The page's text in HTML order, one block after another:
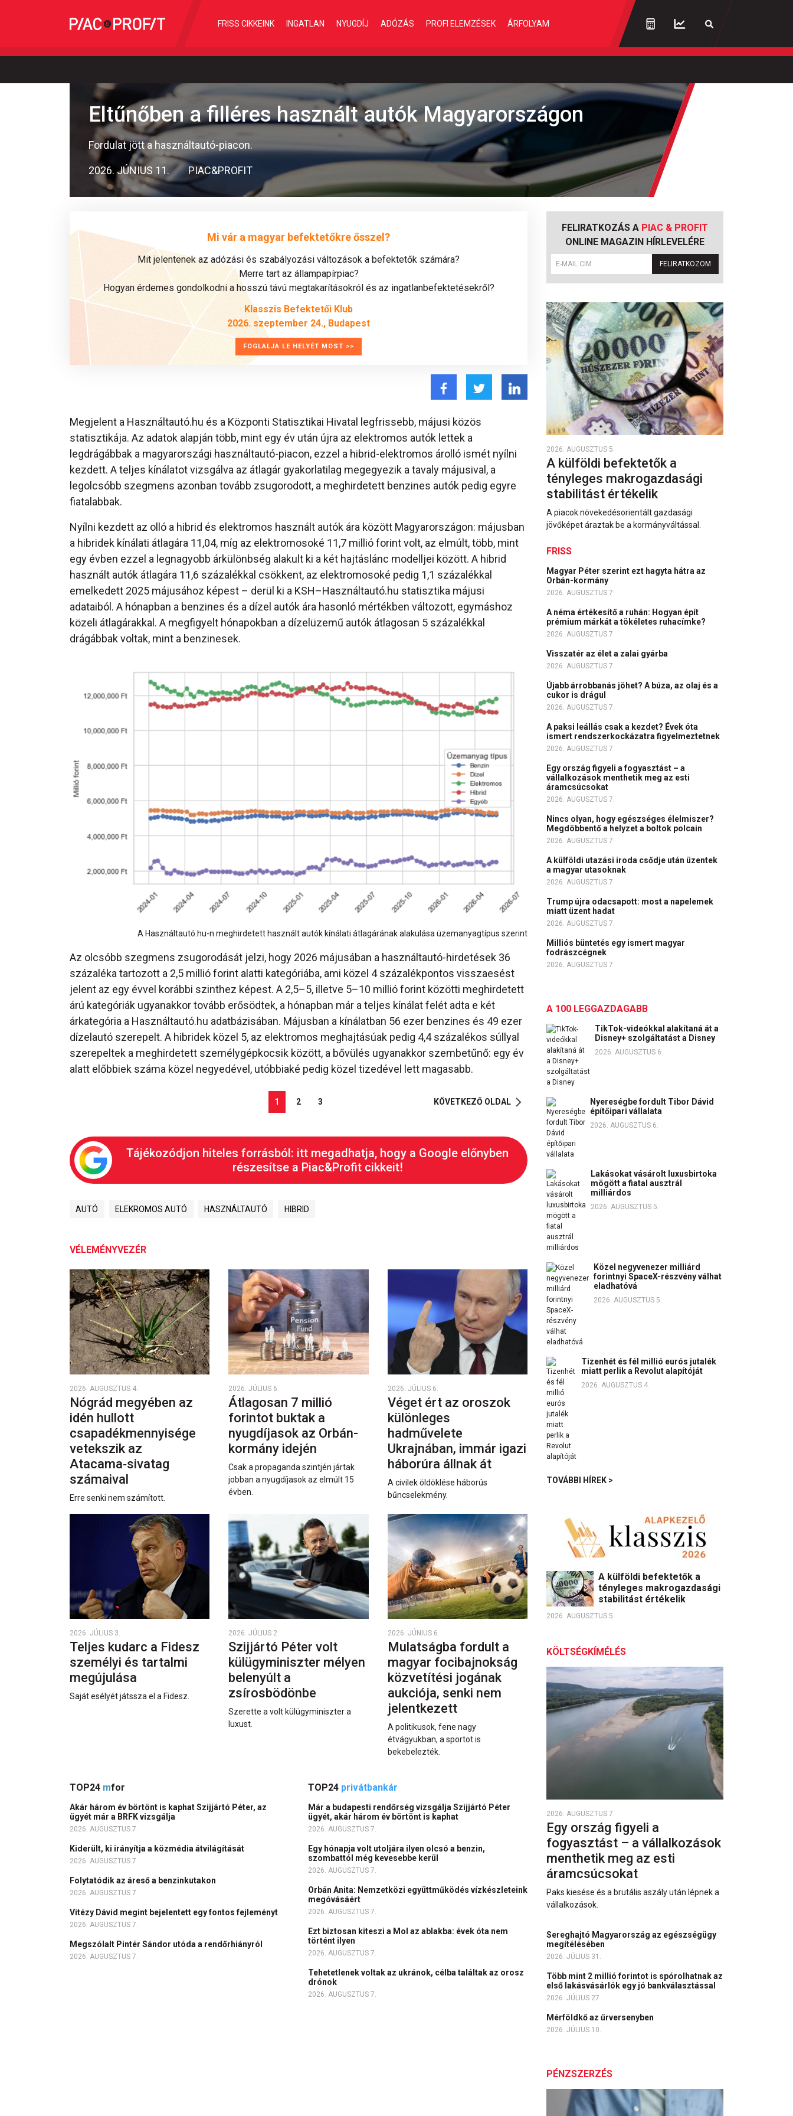
FRISS CIKKEINK INGATLAN NYUGDÍJ ADÓZÁS PROFI ELEMZÉSEK ÁRFOLYAM
Eltűnőben a filléres használt autók Magyarországon
Fordulat jött a használtautó-piacon.
2026. JÚNIUS 11. PIAC&PROFIT
Mi vár a magyar befektetőkre ősszel?
Mit jelentenek az adózási és szabályozási változások a befektetők számára?
Merre tart az állampapírpiac?
Hogyan érdemes gondolkodni a hosszú távú megtakarításokról és az ingatlanbefektetésekről?
Klasszis Befektetői Klub
2026. szeptember 24., Budapest
FOGLALJA LE HELYÉT MOST >>
Megjelent a Használtautó.hu és a Központi Statisztikai Hivatal legfrissebb, májusi közös
statisztikája. Az adatok alapján több, mint egy év után újra az elektromos autók lettek a
legdrágábbak a magyarországi használtautó-piacon, ezzel a hibrid-elektromos árolló ismét nyílni
kezdett. A teljes kínálatot vizsgálva az átlagár gyakorlatilag megegyezik a tavaly májusival, a
legolcsóbb szegmens azonban tovább zsugorodott, a meghirdetett benzines autók pedig egyre
fiatalabbak.
Nyílni kezdett az olló a hibrid és elektromos használt autók ára között Magyarországon: májusban
a hibridek kínálati átlagára 11,04, míg az elektromosoké 11,7 millió forint volt, az elmúlt, több, mint
egy évben ezzel a legnagyobb árkülönbség alakult ki a két hajtáslánc modelljei között. A hibrid
használt autók átlagára 11,6 százalékkal csökkent, az elektromosoké pedig 1,1 százalékkal
emelkedett 2025 májusához képest – derül ki a KSH–Használtautó.hu statisztika májusi
adataiból. A hónapban a benzines és a dízel autók ára hasonló mértékben változott, egymáshoz
közeli átlagárakkal. A megfigyelt hónapokban a dízelüzemű autók átlagosan 5 százalékkal
drágábbak voltak, mint a benzinesek.
A Használtautó.hu-n meghirdetett használt autók kínálati átlagárának alakulása üzemanyagtípus szerint
Az olcsóbb szegmens zsugorodását jelzi, hogy 2026 májusában a használtautó-hirdetések 36
százaléka tartozott a 2,5 millió forint alatti kategóriába, ami közel 4 százalékpontos visszaesést
jelent az egy évvel korábbi szinthez képest. A 2,5–5, illetve 5–10 millió forint közötti meghirdetett
árú kategóriák ugyanakkor tovább erősödtek, a hónapban már a teljes kínálat felét adta e két
árkategória a Használtautó.hu adatbázisában. Májusban a kínálatban 56 ezer benzines és 49 ezer
dízelautó szerepelt. A hibridek közel 5, az elektromos meghajtásúak pedig 4,4 százalékos súllyal
szerepeltek a meghirdetett személygépkocsik között, a bővülés ugyanakkor szembetűnő: egy év
alatt előbbiek száma közel negyedével, utóbbiaké pedig közel tizedével lett magasabb.
1 2 3 KÖVETKEZŐ OLDAL
Tájékozódjon hiteles forrásból: itt megadhatja, hogy a Google előnyben
részesítse a Piac&Profit cikkeit!
AUTÓ ELEKROMOS AUTÓ HASZNÁLTAUTÓ HIBRID
VÉLEMÉNYVEZÉR
2026. AUGUSZTUS 4.
Nógrád megyében az
idén hullott
csapadékmennyisége
vetekszik az
Atacama‑sivatag
számaival
Erre senki nem számított.
2026. JÚLIUS 6.
Átlagosan 7 millió
forintot buktak a
nyugdíjasok az Orbán-
kormány idején
Csak a propaganda szintjén jártak
jobban a nyugdíjasok az elmúlt 15
évben.
2026. JÚLIUS 6.
Véget ért az oroszok
különleges
hadművelete
Ukrajnában, immár igazi
háborúra állnak át
A civilek öldöklése háborús
bűncselekmény.
2026. JÚLIUS 3.
Teljes kudarc a Fidesz
személyi és tartalmi
megújulása
Saját esélyét játssza el a Fidesz.
2026. JÚLIUS 2.
Szijjártó Péter volt
külügyminiszter mélyen
belenyúlt a
zsírosbödönbe
Szerette a volt külügyminiszter a
luxust.
2026. JÚNIUS 6.
Mulatságba fordult a
magyar focibajnokság
közvetítési jogának
aukciója, senki nem
jelentkezett
A politikusok, fene nagy
étvágyukban, a sportot is
bekebelezték.
TOP24 mfor
Akár három év börtönt is kaphat Szijjártó Péter, az
ügyét már a BRFK vizsgálja
2026. AUGUSZTUS 7.
Kiderült, ki irányítja a közmédia átvilágítását
2026. AUGUSZTUS 7.
Folytatódik az áreső a benzinkutakon
2026. AUGUSZTUS 7.
Vitézy Dávid megint bejelentett egy fontos fejleményt
2026. AUGUSZTUS 7.
Megszólalt Pintér Sándor utóda a rendőrhiányról
2026. AUGUSZTUS 7.
TOP24 privátbankár
Már a budapesti rendőrség vizsgálja Szijjártó Péter
ügyét, akár három év börtönt is kaphat
2026. AUGUSZTUS 7.
Egy hónapja volt utoljára ilyen olcsó a benzin,
szombattól még kevesebbe kerül
2026. AUGUSZTUS 7.
Orbán Anita: Nemzetközi együttműködés vízkészleteink
megóvásáért
2026. AUGUSZTUS 7.
Ezt biztosan kiteszi a Mol az ablakba: évek óta nem
történt ilyen
2026. AUGUSZTUS 7.
Tehetetlenek voltak az ukránok, célba találtak az orosz
drónok
2026. AUGUSZTUS 7.
FELIRATKOZÁS A PIAC & PROFIT
ONLINE MAGAZIN HÍRLEVELÉRE
FELIRATKOZOM
2026. AUGUSZTUS 5.
A külföldi befektetők a
tényleges makrogazdasági
stabilitást értékelik
A piacok növekedésorientált gazdasági
jövőképet áraztak be a kormányváltással.
FRISS
Magyar Péter szerint ezt hagyta hátra az
Orbán-kormány
2026. AUGUSZTUS 7.
A néma értékesítő a ruhán: Hogyan épít
prémium márkát a tökéletes ruhacímke?
2026. AUGUSZTUS 7.
Visszatér az élet a zalai gyárba
2026. AUGUSZTUS 7.
Újabb árrobbanás jöhet? A búza, az olaj és a
cukor is drágul
2026. AUGUSZTUS 7.
A paksi leállás csak a kezdet? Évek óta
ismert rendszerkockázatra figyelmeztetnek
2026. AUGUSZTUS 7.
Egy ország figyeli a fogyasztást – a
vállalkozások menthetik meg az esti
áramcsúcsokat
2026. AUGUSZTUS 7.
Nincs olyan, hogy egészséges élelmiszer?
Megdöbbentő a helyzet a boltok polcain
2026. AUGUSZTUS 7.
A külföldi utazási iroda csődje után üzentek
a magyar utasoknak
2026. AUGUSZTUS 7.
Trump újra odacsapott: most a napelemek
miatt üzent hadat
2026. AUGUSZTUS 7.
Milliós büntetés egy ismert magyar
fodrászcégnek
2026. AUGUSZTUS 7.
A 100 LEGGAZDAGABB
TikTok-videókkal alakítaná át a
Disney+ szolgáltatást a Disney
2026. AUGUSZTUS 6.
Nyereségbe fordult Tibor Dávid
építőipari vállalata
2026. AUGUSZTUS 6.
Lakásokat vásárolt luxusbirtoka
mögött a fiatal ausztrál
milliárdos
2026. AUGUSZTUS 5.
Közel negyvenezer milliárd
forintnyi SpaceX-részvény válhat
eladhatóvá
2026. AUGUSZTUS 5.
Tizenhét és fél millió eurós jutalék
miatt perlik a Revolut alapítóját
2026. AUGUSZTUS 4.
TOVÁBBI HÍREK >
A külföldi befektetők a
tényleges makrogazdasági
stabilitást értékelik
2026. AUGUSZTUS 5.
KÖLTSÉGKÍMÉLÉS
2026. AUGUSZTUS 7.
Egy ország figyeli a
fogyasztást – a vállalkozások
menthetik meg az esti
áramcsúcsokat
Paks kiesése és a brutális aszály után lépnek a
vállalkozások.
Sereghajtó Magyarország az egészségügy
megítélésében
2026. JÚLIUS 31.
Több mint 2 millió forintot is spórolhatnak az
első lakásvásárlók egy jó bankválasztással
2026. JÚLIUS 27.
Mérföldkő az űrversenyben
2026. JÚLIUS 10.
PÉNZSZERZÉS